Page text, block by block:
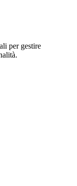
per gestire